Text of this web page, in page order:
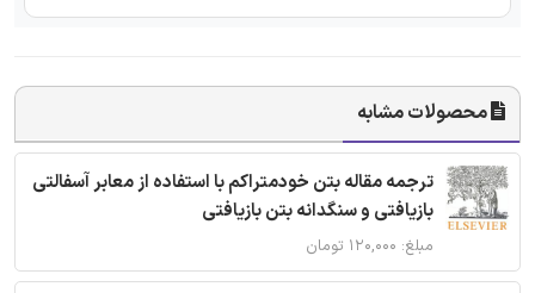
محصولات مشابه
ترجمه مقاله بتن خودمتراکم با استفاده از معابر آسفالتی
بازیافتی و سنگدانه بتن بازیافتی
مبلغ: ۱۲۰,۰۰۰ تومان